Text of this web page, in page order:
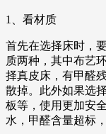
1、看材质
首先在选择床时，
质两种，其中布艺
择真皮床，有甲醛
散掉。此外如果选
板等，使用更加安
水，甲醛含量超标